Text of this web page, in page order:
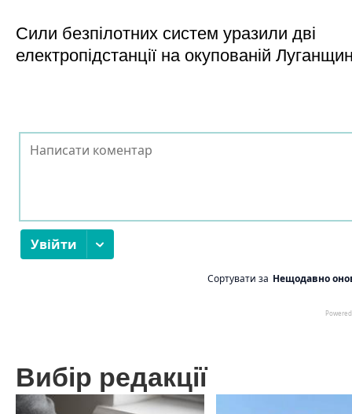
Сили безпілотних систем уразили дві
електропідстанції на окупованій
Вибір редакції